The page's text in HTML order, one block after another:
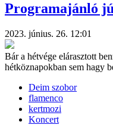
Programajánló
2023. június. 26. 12:01
Bár a hétvége elárasztott
hétköznapokban sem hagy
Deim szobor
flamenco
kertmozi
Koncert